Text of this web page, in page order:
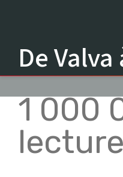
De
1 000